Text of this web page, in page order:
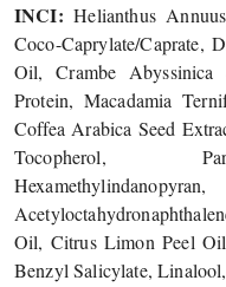
INCI: Helianthus
Coco-Caprylate/Caprate,
Oil, Crambe
Protein, Macadamia
Coffea Arabica Seed
Tocopherol,
Oil, Citrus Limon Peel
Benzyl Salicylate,